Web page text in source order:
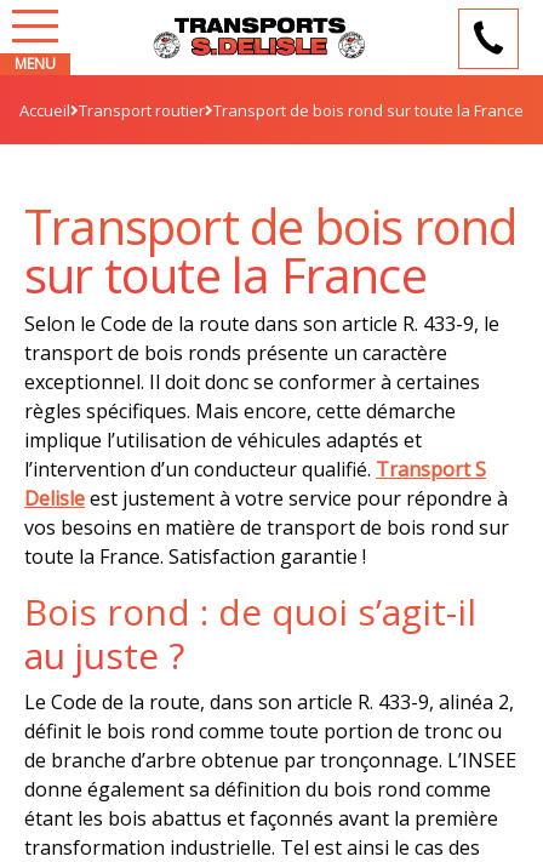
Accueil Transport routier Transport de bois rond sur toute la France
Transport de bois rond
sur toute la France
Selon le Code de la route dans son article R. 433-9, le
transport de bois ronds présente un caractère
exceptionnel. Il doit donc se conformer à certaines
règles spécifiques. Mais encore, cette démarche
implique l’utilisation de véhicules adaptés et
l’intervention d’un conducteur qualifié. Transport S
Delisleest justement à votre service pour répondre à
vos besoins en matière de transport de bois rond sur
toute la France. Satisfaction garantie !
Bois rond : de quoi s’agit-il
au juste ?
Le Code de la route, dans son article R. 433-9, alinéa 2,
définit le bois rond comme toute portion de tronc ou
de branche d’arbre obtenue par tronçonnage. L’INSEE
donne également sa définition du bois rond comme
étant les bois abattus et façonnés avant la première
transformation industrielle. Tel est ainsi le cas des